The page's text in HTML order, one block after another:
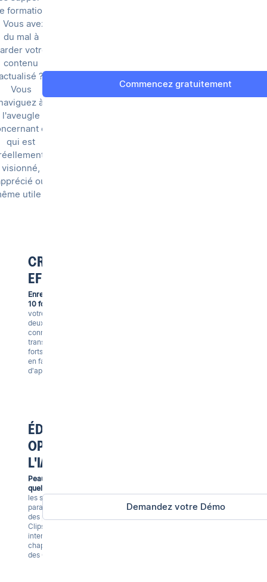
formation
Vous avez
du mal à
votre
contenu
?
Vous
à
l'aveugle
ce
qui est
visionné,
ou
utile ?
CRÉATION SANS
EFFORT
Enregistrez des formations
10 fois plus vite.
votre écran, webcam, ou les
deux pour partager vos
connaissances clés, ou
transformez des moments
forts d'appels internes pour
en faire des contenus
d'apprentissage.
ÉDITION
OPTIMISÉE PAR
L'IA
Peaufinez vos vidéos en
quelques minutes.
les silences, les mots
parasites, ou gardez juste
des parties avec les “Magic
Clips”. Ajoutez des éléments
interactifs comme des
chapitres, des sondages ou
des CTAs.
Commencez gratuitement
Demandez votre Démo